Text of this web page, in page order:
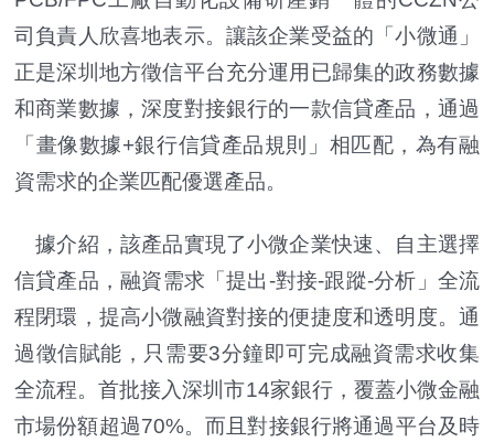
司負責人欣喜地表示。讓該企業受益的「小微通」
正是深圳地方徵信平台充分運用已歸集的政務數據
和商業數據，深度對接銀行的一款信貸產品，通過
「畫像數據+銀行信貸產品規則」相匹配，為有融
資需求的企業匹配優選產品。
據介紹，該產品實現了小微企業快速、自主選擇
信貸產品，融資需求「提出-對接-跟蹤-分析」全流
程閉環，提高小微融資對接的便捷度和透明度。通
過徵信賦能，只需要3分鐘即可完成融資需求收集
全流程。首批接入深圳市14家銀行，覆蓋小微金融
市場份額超過70%。而且對接銀行將通過平台及時